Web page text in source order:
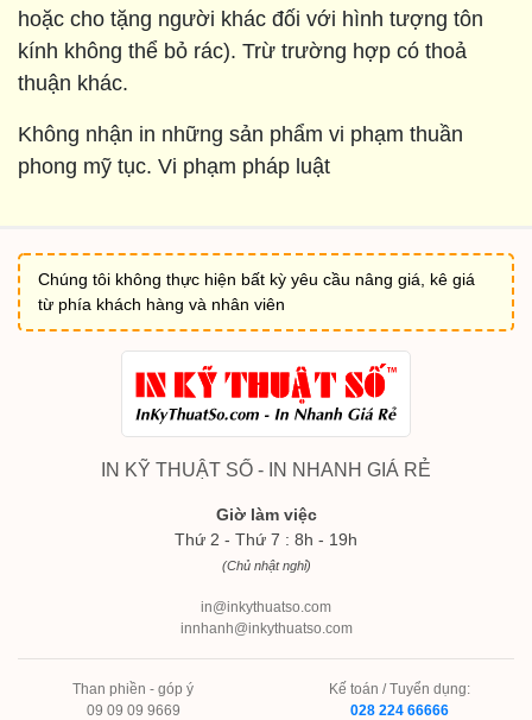
hoặc cho tặng người khác đối với hình tượng tôn
kính không thể bỏ rác). Trừ trường hợp có thoả
thuận khác.
Không nhận in những sản phẩm vi phạm thuần
phong mỹ tục. Vi phạm pháp luật
Chúng tôi không thực hiện bất kỳ yêu cầu nâng giá, kê giá
từ phía khách hàng và nhân viên
IN KỸ THUẬT SỐ - IN NHANH GIÁ RẺ
Giờ làm việc
Thứ 2 - Thứ 7 : 8h - 19h
(Chủ nhật nghỉ)
in@inkythuatso.com
innhanh@inkythuatso.com
Than phiền - góp ý
09 09 09 9669
Kế toán / Tuyển dụng:
028 224 66666